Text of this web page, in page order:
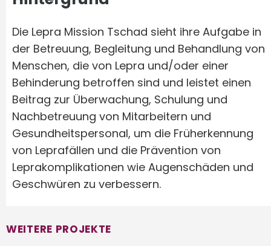
Die Lepra Mission Tschad sieht ihre Aufgabe in
der Betreuung, Begleitung und Behandlung von
Menschen, die von Lepra und/oder einer
Behinderung betroffen sind und leistet einen
Beitrag zur Überwachung, Schulung und
Nachbetreuung von Mitarbeitern und
Gesundheitspersonal, um die Früherkennung
von Leprafällen und die Prävention von
Leprakomplikationen wie Augenschäden und
Geschwüren zu verbessern.
WEITERE PROJEKTE